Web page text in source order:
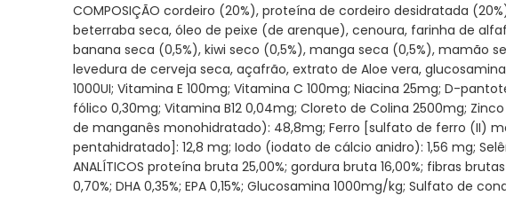
galeria
de
imagens
COMPOSIÇÃO cordeiro (20%), proteína de cordeiro desidratada
beterraba seca, óleo de peixe (de arenque), cenoura, farinha de
banana seca (0,5%), kiwi seco (0,5%), manga seca (0,5%), mamão
levedura de cerveja seca, açafrão, extrato de Aloe vera,
1000UI; Vitamina E 100mg; Vitamina C 100mg; Niacina 25mg; D-
fólico 0,30mg; Vitamina B12 0,04mg; Cloreto de Colina 2500mg;
de manganês monohidratado): 48,8mg; Ferro [sulfato de ferro (II)
pentahidratado]: 12,8 mg; Iodo (iodato de cálcio anidro): 1,56 mg;
ANALÍTICOS proteína bruta 25,00%; gordura bruta 16,00%; fibras
0,70%; DHA 0,35%; EPA 0,15%; Glucosamina 1000mg/kg; Sulfato de